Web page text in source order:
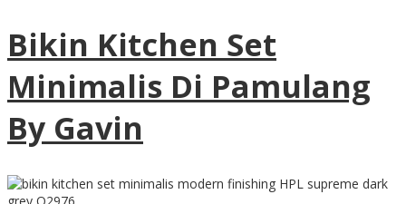
Bikin Kitchen Set
Minimalis Di Pamulang
By Gavin